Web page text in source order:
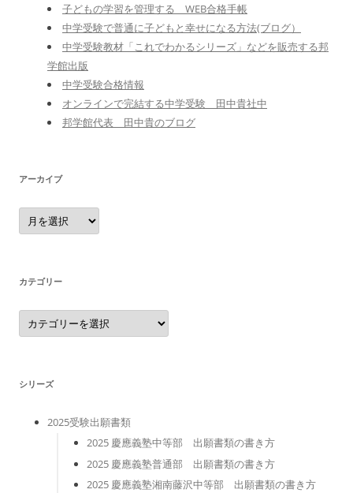
子どもの学習を管理する WEB合格手帳
中学受験で普通に子どもと幸せになる方法(ブログ）
中学受験教材「これでわかるシリーズ」などを販売する邦
学館出版
中学受験合格情報
オンラインで完結する中学受験 田中貴社中
邦学館代表 田中貴のブログ
アーカイブ
ア
ー
カ
カテゴリー
カ
テ
ゴ
シリーズ
2025受験出願書類
2025 慶應義塾中等部 出願書類の書き方
2025 慶應義塾普通部 出願書類の書き方
2025 慶應義塾湘南藤沢中等部 出願書類の書き方